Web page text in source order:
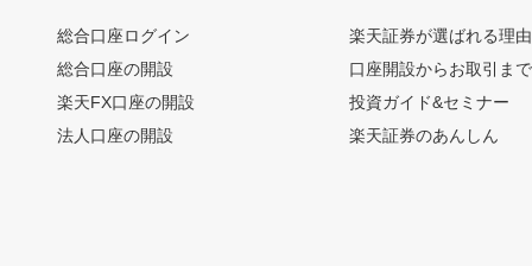
総合口座ログイン
総合口座の開設
楽天FX口座の開設
法人口座の開設
楽天証券が選ばれる理由
口座開設からお取引ま
投資ガイド&セミナー
楽天証券のあんしん